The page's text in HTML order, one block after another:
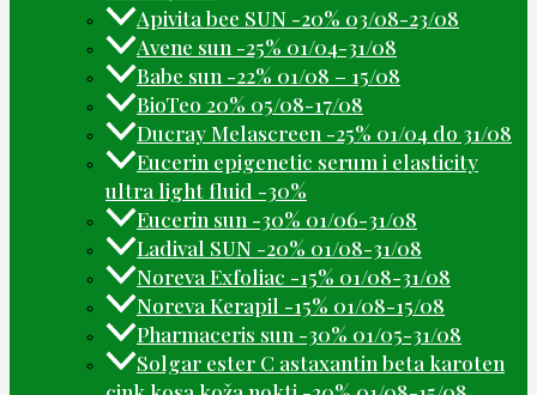
Apivita bee SUN -20% 03/08-23/08
Avene sun -25% 01/04-31/08
Babe sun -22% 01/08 – 15/08
BioTeo 20% 05/08-17/08
Ducray Melascreen -25% 01/04 do 31/08
Eucerin epigenetic serum i elasticity
ultra light fluid -30%
Eucerin sun -30% 01/06-31/08
Ladival SUN -20% 01/08-31/08
Noreva Exfoliac -15% 01/08-31/08
Noreva Kerapil -15% 01/08-15/08
Pharmaceris sun -30% 01/05-31/08
Solgar ester C astaxantin beta karoten